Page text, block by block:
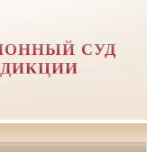
СУД